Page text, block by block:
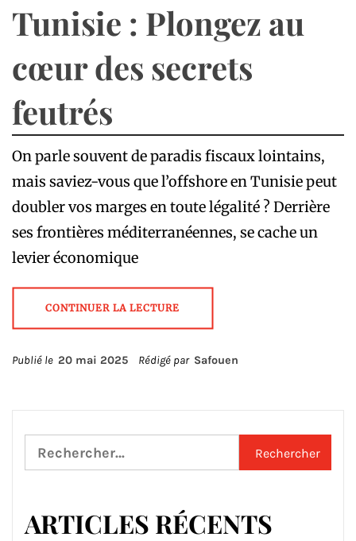
Tunisie : Plongez au
cœur des secrets
feutrés
On parle souvent de paradis fiscaux lointains,
mais saviez-vous que l’offshore en Tunisie peut
doubler vos marges en toute légalité ? Derrière
ses frontières méditerranéennes, se cache un
levier économique
CONTINUER LA LECTURE
Publié le 20 mai 2025 Rédigé par Safouen
Rechercher :
ARTICLES RÉCENTS